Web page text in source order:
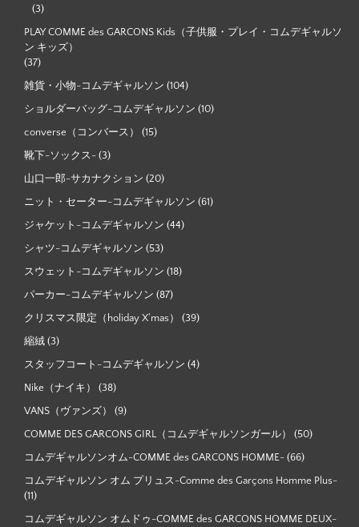
(3)
PLAY COMME des GARCONS Kids（子供服・プレイ・コムデギャルソ
ン キッズ）
(37)
雑貨・小物-コムデギャルソン (104)
ショルダーバッグ-コムデギャルソン (10)
converse（コンバース） (15)
靴下-ソックス- (3)
山口一郎-サカナクション (20)
ニット・セーター-コムデギャルソン (61)
ジャケット-コムデギャルソン (44)
シャツ-コムデギャルソン (53)
スウェット-コムデギャルソン (18)
パーカー-コムデギャルソン (87)
クリスマス限定（holiday X'mas） (39)
縮絨 (3)
スタッフコート-コムデギャルソン (4)
Nike（ナイキ） (38)
VANS（ヴァンズ） (9)
COMME DES GARCONS GIRL（コムデギャルソンガール） (50)
コムデギャルソンオム-COMME des GARCONS HOMME- (66)
コムデギャルソン オム プリュス-Comme des Garçons Homme Plus-
(11)
コムデギャルソン オムドゥ-COMME des GARCONS HOMME DEUX-